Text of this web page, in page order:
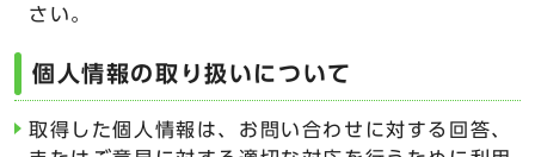
さい。
個人情報の取り扱いについて
取得した個人情報は、お問い合わせに対する回答、